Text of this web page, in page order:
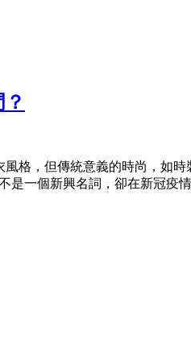
格，但傳統意義的時尚，如
是一個新興名詞，卻在新冠疫